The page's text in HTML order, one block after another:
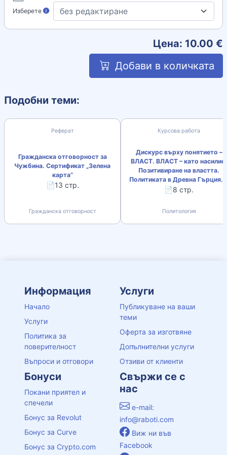
Изберете
Цена: 10.00 €
Добави в количката
Подобни теми:
Реферат
Гражданска отговорност за
Чужбина. Сертификат „Зелена
карта”
📄13 стр.
Гражданска отговорност
Курсова работа
Дискурс върху понятието –
ВЛАСТ. ВЛАСТ – като насилие.
Позитивиране на властта.
Политиката в Древна
📄8 стр.
Политология
Информация
Начало
Услуги
Политика за
поверителност
Въпроси и отговори
Услуги
Публикуване на ваши
теми
Оферта за изготвяне
Допълнителни услуги
Отзиви от клиенти
Бонуси
Покани приятел и
спечели
Бонус за Revolut
Бонус за Curve
Бонус за Crypto.com
Свържи се с
нас
e-mail:
info@raboti.com
Виж ни във
Facebook